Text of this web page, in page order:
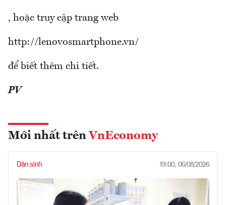
, hoặc truy cập trang web
http://lenovosmartphone.vn/
để biết thêm chi tiết.
PV
Mới nhất trên VnEconomy
Dân sinh 19:00, 06/08/2026